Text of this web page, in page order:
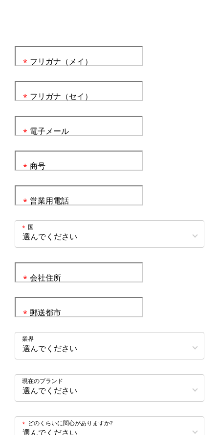
フリガナ（メイ）
*
フリガナ（セイ）
*
電子メール
*
商号
*
営業用電話
*
国
*
会社住所
*
郵送都市
*
業界
現在のブランド
どのくらいに関心がありますか?
*